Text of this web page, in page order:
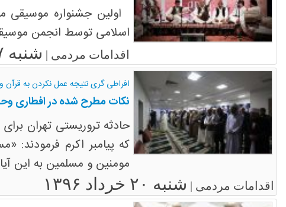
اولین جشنواره
اسلامی توسط انجمن
اقدامات مردمی | شنبه ۱۷ تیر ۱۳۹۶
افراطی گری نتیجه عمل نکردن به
نکات مطرح شده در
حادثه تروریستی تهران
که پیامبر اکرم فرمودند:
مومنین و مسلمین به این
اقدامات مردمی | شنبه ۲۰ خرداد ۱۳۹۶